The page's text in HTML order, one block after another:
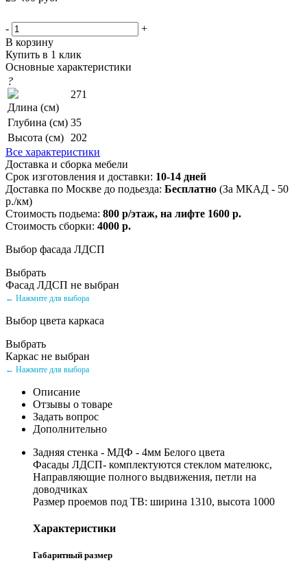
-
+
В корзину
Купить в 1 клик
Основные характеристики
?
Длина (см)
271
Глубина (см) 35
Высота (см)
202
Все характеристики
Доставка и сборка мебели
Срок изготовления и доставки: 10-14 дней
Доставка по Москве до подьезда: Бесплатно (За МКАД - 50
р./км)
Стоимость подьема: 800 р/этаж, на лифте 1600 р.
Стоимость сборки: 4000 р.
Выбор фасада ЛДСП
Выбрать
Фасад ЛДСП не выбран
← Нажмите для выбора
Выбор цвета каркаса
Выбрать
Каркас не выбран
← Нажмите для выбора
Описание
Отзывы о товаре
Задать вопрос
Дополнительно
Задняя стенка - МДФ - 4мм Белого цвета
Фасады ЛДСП- комплектуются стеклом мателюкс,
Направляющие полного выдвижения, петли на
доводчиках
Размер проемов под ТВ: ширина 1310, высота 1000
Характеристики
Габаритный размер